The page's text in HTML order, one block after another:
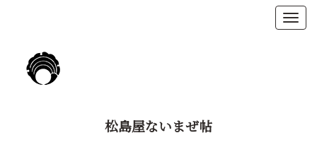
松島屋ないまぜ帖